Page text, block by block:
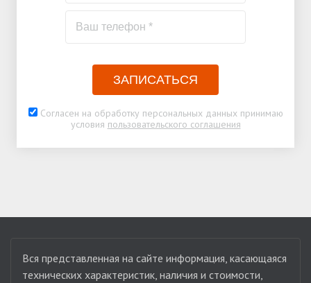
ЗАПИСАТЬСЯ
Согласен на обработку персональных данных принимаю
условия пользовательского соглашения
Вся представленная на сайте информация, касающаяся
технических характеристик, наличия и стоимости,